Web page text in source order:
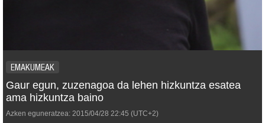
EMAKUMEAK
Gaur egun, zuzenagoa da lehen hizkuntza esatea
ama hizkuntza baino
Azken eguneratzea: 2015/04/28 22:45 (UTC+2)